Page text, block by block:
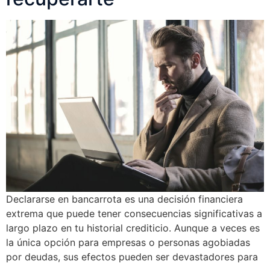
Declararse en bancarrota es una decisión financiera
extrema que puede tener consecuencias significativas a
largo plazo en tu historial crediticio. Aunque a veces es
la única opción para empresas o personas agobiadas
por deudas, sus efectos pueden ser devastadores para